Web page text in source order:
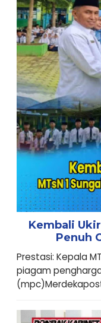
Kembali
Penuh
Prestasi: Kepala
piagam